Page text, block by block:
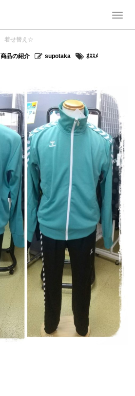
T
i
g
a
t
i
o
n
着せ替え☆
商品の紹介 supotaka ｵｽｽﾒ